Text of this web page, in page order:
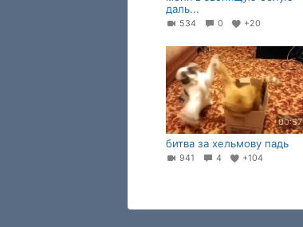
даль...
534 0 +20
00:57
битва за хельмову падь
941 4 +104